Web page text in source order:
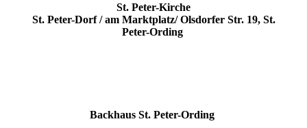
St. Peter-Kirche
St. Peter-Dorf / am Marktplatz/ Olsdorfer Str. 19, St.
Peter-Ording
Backhaus St. Peter-Ording